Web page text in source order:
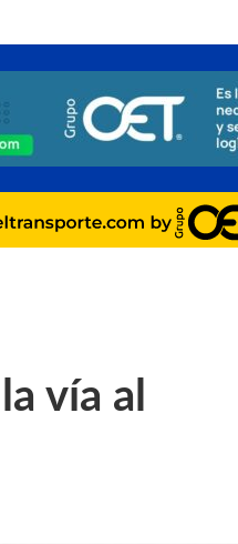
vía al